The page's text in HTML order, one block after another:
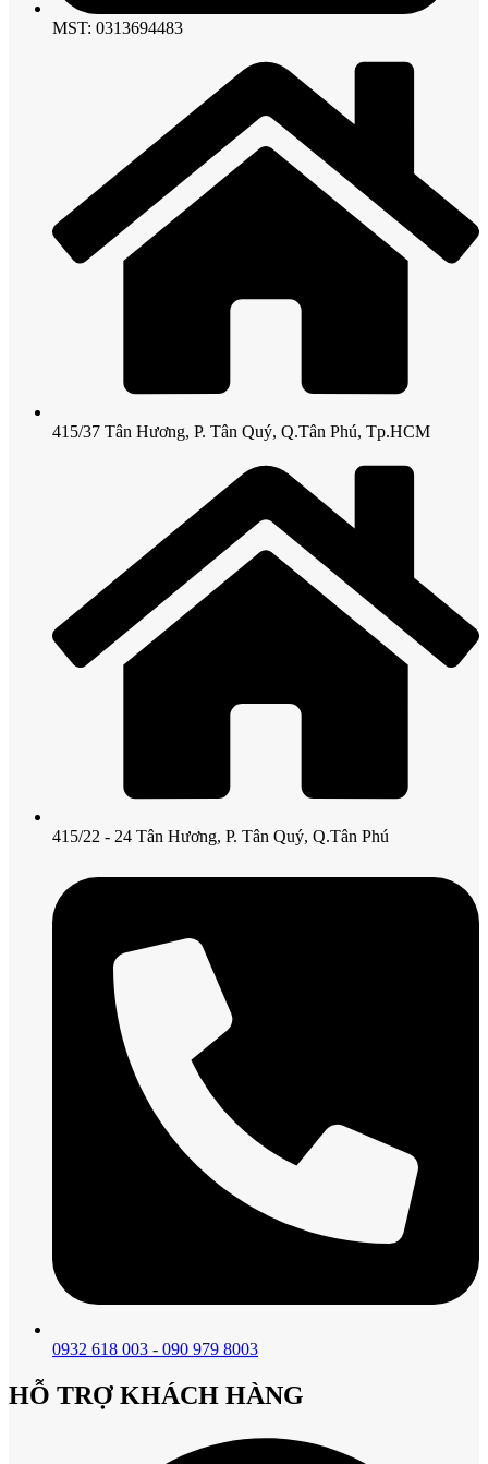
MST: 0313694483
415/37 Tân Hương, P. Tân Quý, Q.Tân Phú, Tp.HCM
415/22 - 24 Tân Hương, P. Tân Quý, Q.Tân Phú
0932 618 003 - 090 979 8003
HỖ TRỢ KHÁCH HÀNG